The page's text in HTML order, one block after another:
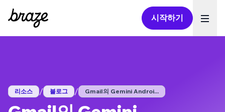
시작하기
리소스 / 블로그 / Gmail의 Gemini Androi...